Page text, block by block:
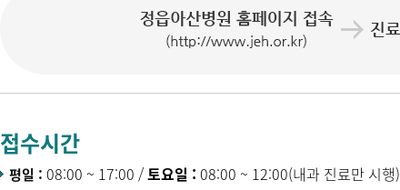
접수시간
평일 : 08:00 ~ 17:00 /토요일 : 08:00 ~ 12:00(내과 진료만 시행)